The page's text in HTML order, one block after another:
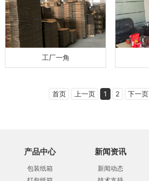
工厂一角
首页 上一页 1 2 下一页
产品中心
包装纸箱
新闻资讯
新闻动态